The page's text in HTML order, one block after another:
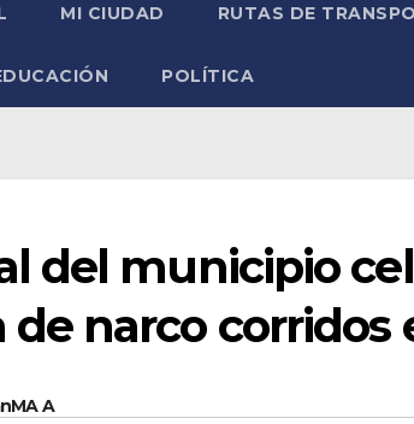
MI CIUDAD RUTAS DE
POLÍTICA
del municipio
de narco corridos
A